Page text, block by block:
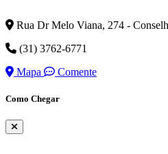
Rua Dr Melo Viana, 274 -
(31) 3762-6771
Mapa
Comente
Como Chegar